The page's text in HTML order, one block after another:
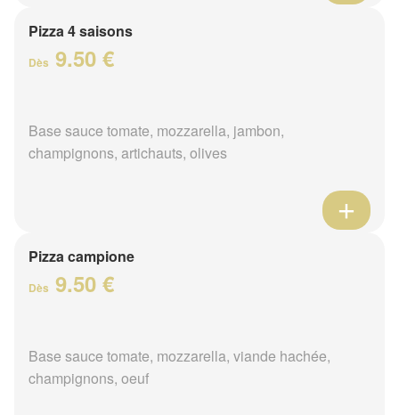
Pizza 4 saisons
Dès 9.50 €
Base sauce tomate, mozzarella, jambon,
champignons, artichauts, olives
Pizza campione
Dès 9.50 €
Base sauce tomate, mozzarella, viande hachée,
champignons, oeuf